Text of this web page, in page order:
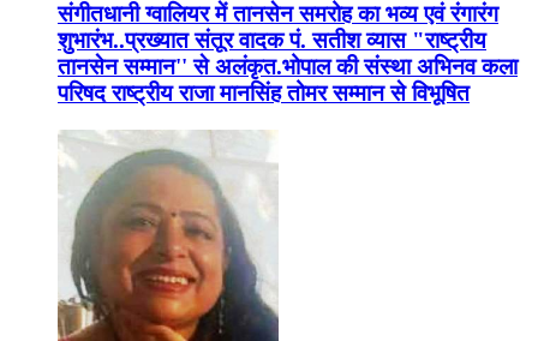
संगीतधानी ग्वालियर में तानसेन समरोह का भव्य एवं रंगारंग
शुभारंभ..प्रख्यात संतूर वादक पं. सतीश व्यास "राष्ट्रीय
तानसेन सम्मान'' से अलंकृत.भोपाल की संस्था अभिनव कला
परिषद राष्ट्रीय राजा मानसिंह तोमर सम्मान से विभूषित